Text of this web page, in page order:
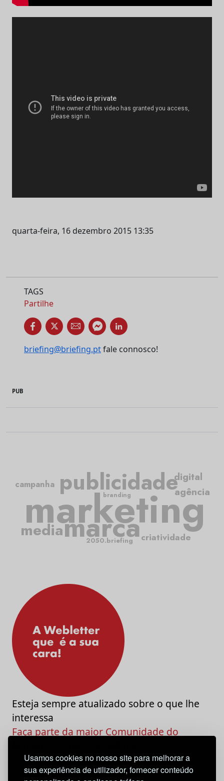
Usamos cookies no nosso site para melhorar a
sua experiência de utilizador, fornecer conteúdo
quarta-feira, 16 dezembro 2015 13:35
TAGS
Partilhe
briefing@briefing.ptfale connosco!
PUB
marketing
publicidade
marcacriatividade
campanha
media
agência
digital
2050.briefing
branding
Esteja sempre atualizado sobre o que lhe
interessa
Faça parte da maior Comunidade do